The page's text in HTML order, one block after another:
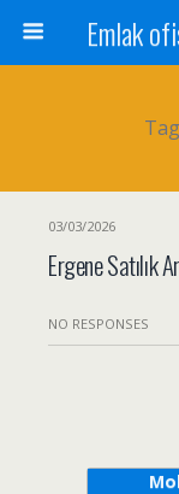
03/03/2026
Ergene Satılık
NO RESPONSES